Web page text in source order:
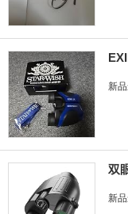
新品
双
新品